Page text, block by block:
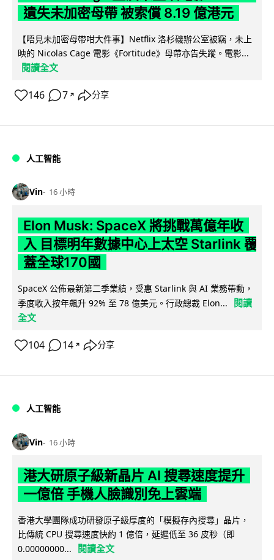
遺失未加密母帶 被索償 8.19 億港元
【唔見未加密母帶咁大件事】Netflix 洛杉磯辦公室被竊，未上
映的 Nicolas Cage 電影《Fortitude》母帶亦告失蹤。電影...
閱讀全文
146 7 ↗ 分享
人工智能
Vin 16 小時
Elon Musk: SpaceX 將挑戰萬億年收
入 目標明年數據中心上太空 Starlink 覆
蓋全球170國
SpaceX 公佈最新第二季業績，受惠 Starlink 與 AI 業務帶動，
季度收入按年飆升 92% 至 78 億美元。行政總裁 Elon...
閱讀
全文
104 14 ↗ 分享
人工智能
Vin 16 小時
港大研原子級新晶片 AI 搜尋速度提升
一億倍 手機人臉識別免上雲端
香港大學團隊成功研發原子級厚度的「模擬存內搜尋」晶片，
比傳統 CPU 搜尋速度快約 1 億倍，延遲低至 36 皮秒（即
0.00000000...
閱讀全文